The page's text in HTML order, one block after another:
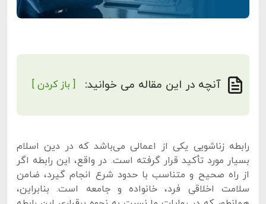
آنچه در این مقاله می خوانید: [ باز کردن ]
رابطه‌ زناشویی یکی از اعمالی می‌باشد که در دین اسلام
بسیار مورد تأکید قرار گرفته است. در واقع، این رابطه اگر
از راه صحیح و متناسب با حدود شرع انجام گیرد، ضامن
سلامت اخلاقی فرد، خانواده و جامعه است. بنابراین،